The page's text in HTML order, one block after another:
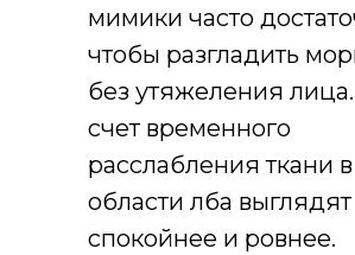
мимики часто
чтобы разгладить
без утяжеления
счет временного
расслабления ткани в
области лба выглядят
спокойнее и ровнее.